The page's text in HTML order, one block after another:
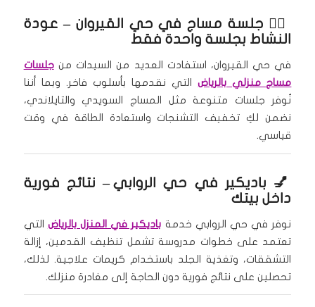
🧖‍♀️ جلسة مساج في حي القيروان – عودة
النشاط بجلسة واحدة فقط
في حي القيروان، استفادت العديد من السيدات منجلسات
مساج منزلي بالرياض التي نقدمها بأسلوب فاخر. وبما أننا
نُوفر جلسات متنوعة مثل المساج السويدي والتايلاندي،
نضمن لكِ تخفيف التشنجات واستعادة الطاقة في وقت
قياسي.
💅 باديكير في حي الروابي– نتائج فورية
داخل بيتك
نوفر في حي الروابي خدمة باديكير في المنزل بالرياض التي
تعتمد على خطوات مدروسة تشمل تنظيف القدمين، إزالة
التشققات، وتغذية الجلد باستخدام كريمات علاجية. لذلك،
تحصلين على نتائج فورية دون الحاجة إلى مغادرة منزلك.